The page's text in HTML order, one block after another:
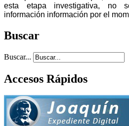
esta etapa investigativa, no
información información por el
Buscar
Buscar...
Accesos Rápidos